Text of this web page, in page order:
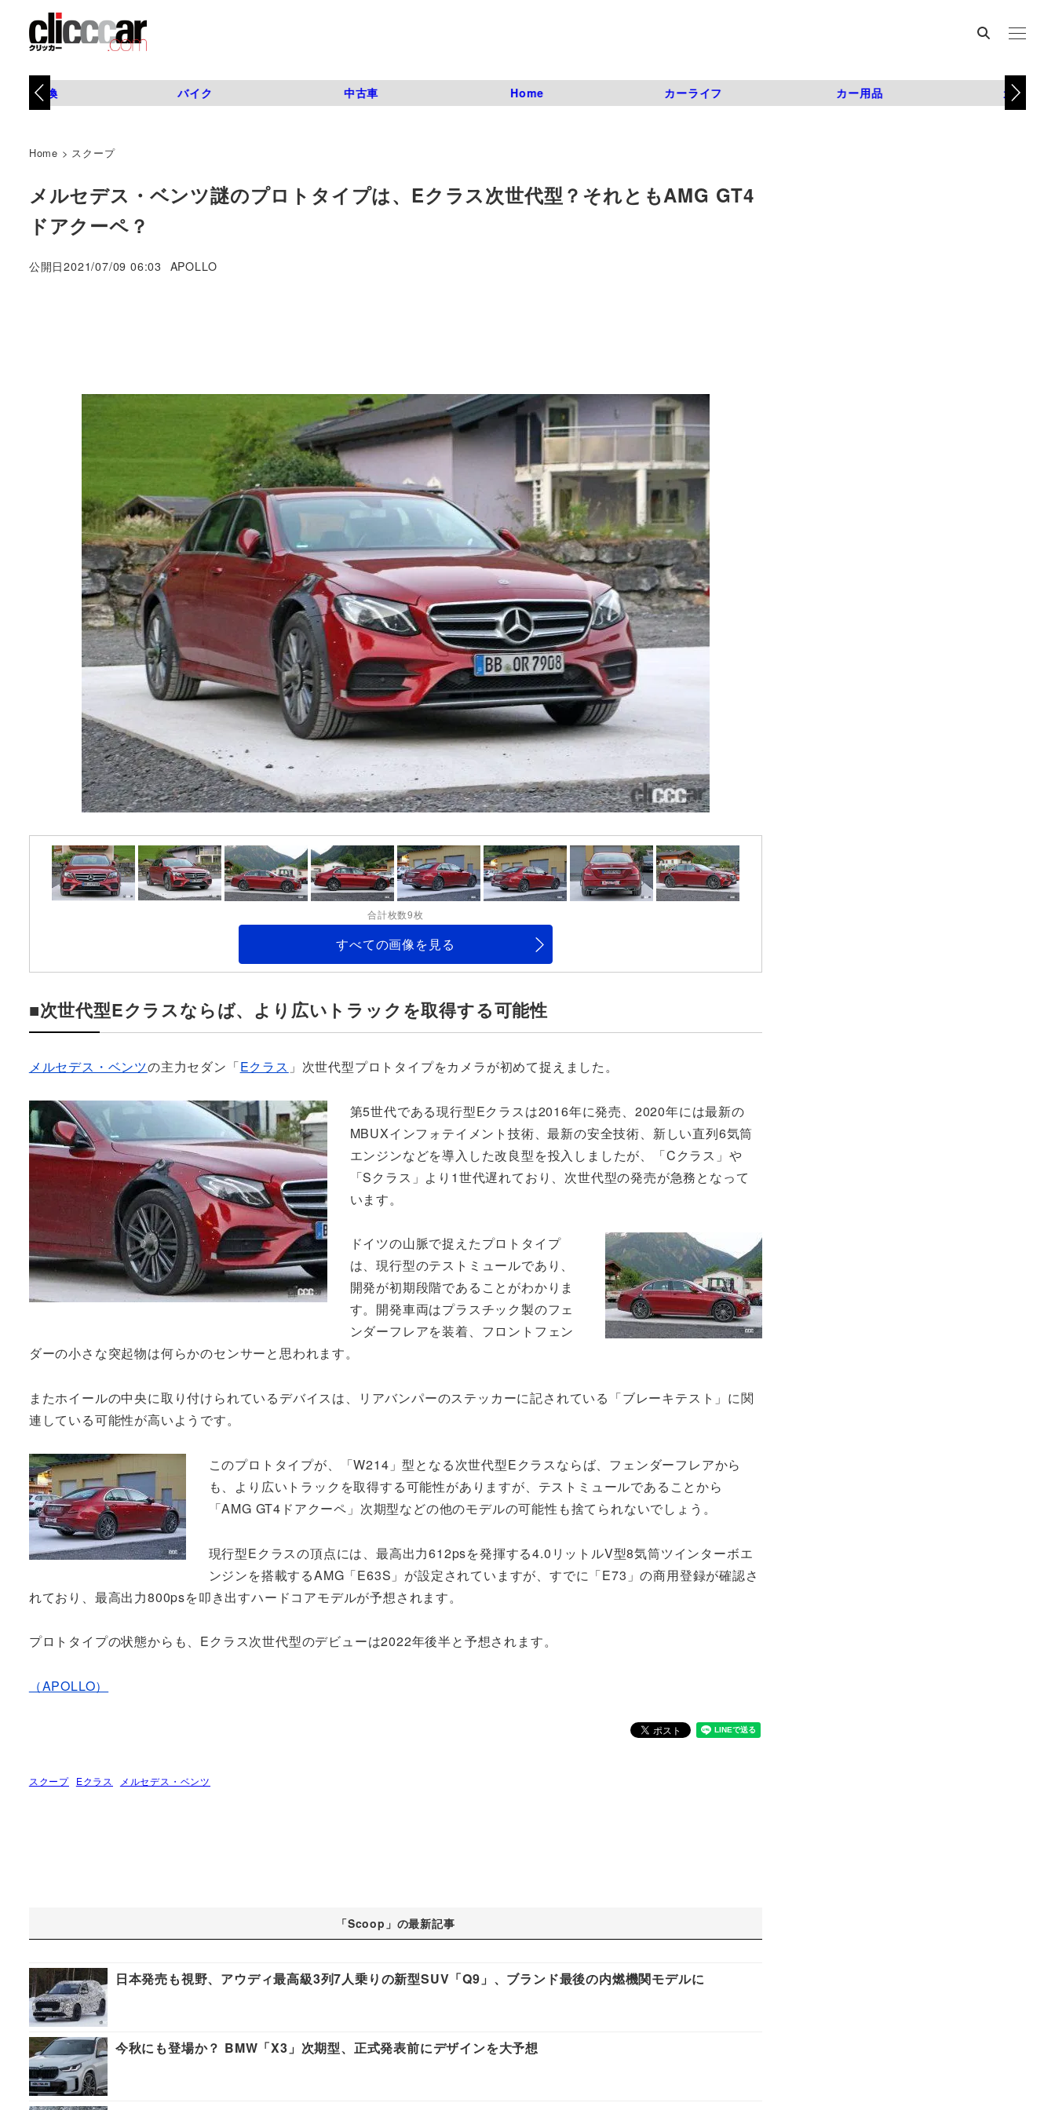
タイヤ交換 バイク 中古車 Home カーライフ カー用品 カスタム
Home > スクープ
メルセデス・ベンツ謎のプロトタイプは、Eクラス次世代型？それともAMG GT4
ドアクーペ？
公開日2021/07/09 06:03
著
APOLLO
合計枚数9枚
すべての画像を見る
■次世代型Eクラスならば、より広いトラックを取得する可能性
メルセデス・ベンツの主力セダン「Eクラス 」次世代型プロトタイプをカメラが初めて捉えました。
第5世代である現行型Eクラスは2016年に発売、2020年には最新の
MBUXインフォテイメント技術、最新の安全技術、新しい直列6気筒
エンジンなどを導入した改良型を投入しましたが、「Cクラス」や
「Sクラス」より1世代遅れており、次世代型の発売が急務となって
います。
ドイツの山脈で捉えたプロトタイプ
は、現行型のテストミュールであり、
開発が初期段階であることがわかりま
す。開発車両はプラスチック製のフェ
ンダーフレアを装着、フロントフェン
ダーの小さな突起物は何らかのセンサーと思われます。
またホイールの中央に取り付けられているデバイスは、リアバンパーのステッカーに記されている「ブレーキテスト」に関
連している可能性が高いようです。
このプロトタイプが、「W214」型となる次世代型Eクラスならば、フェンダーフレアから
も、より広いトラックを取得する可能性がありますが、テストミュールであることから
「AMG GT4ドアクーペ」次期型などの他のモデルの可能性も捨てられないでしょう。
現行型Eクラスの頂点には、最高出力612psを発揮する4.0リットルV型8気筒ツインターボエ
ンジンを搭載するAMG「E63S」が設定されていますが、すでに「E73」の商用登録が確認さ
れており、最高出力800psを叩き出すハードコアモデルが予想されます。
プロトタイプの状態からも、Eクラス次世代型のデビューは2022年後半と予想されます。
（APOLLO）
スクープ Eクラス メルセデス・ベンツ
「Scoop」の最新記事
日本発売も視野、アウディ最高級3列7人乗りの新型SUV「Q9」、ブランド最後の内燃機関モデルに
今秋にも登場か？ BMW「X3」次期型、正式発表前にデザインを大予想